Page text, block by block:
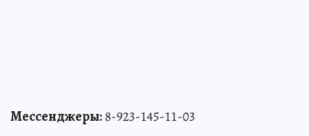
Мессенджеры:8-923-145-11-03